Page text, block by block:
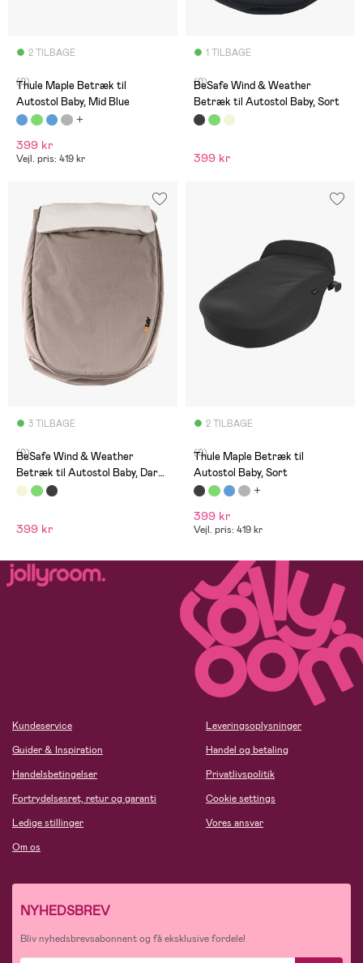
2 TILBAGE
(0)
Thule Maple Betræk til
Autostol Baby, Mid Blue
399 kr
Vejl. pris: 419 kr
1 TILBAGE
(0)
BeSafe Wind & Weather
Betræk til Autostol Baby, Sort
399 kr
3 TILBAGE
(0)
BeSafe Wind & Weather
Betræk til Autostol Baby, Dark
Sand
399 kr
2 TILBAGE
(0)
Thule Maple Betræk til
Autostol Baby, Sort
399 kr
Vejl. pris: 419 kr
Kundeservice
Guider & Inspiration
Handelsbetingelser
Fortrydelsesret, retur og garanti
Ledige stillinger
Om os
Leveringsoplysninger
Handel og betaling
Privatlivspolitik
Cookie settings
Vores ansvar
NYHEDSBREV
Bliv nyhedsbrevsabonnent og få eksklusive fordele!